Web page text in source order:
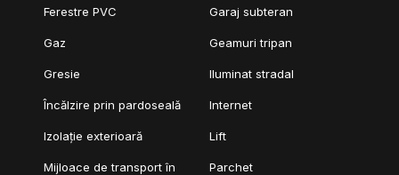
Ferestre PVC Garaj subteran
Gaz Geamuri tripan
Gresie Iluminat stradal
Încălzire prin pardoseală Internet
Izolație exterioară Lift
Mijloace de transport în
Parchet